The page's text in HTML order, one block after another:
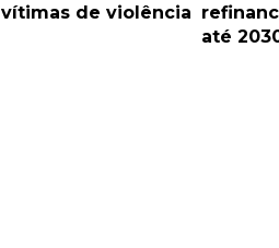
vítimas de violência
até